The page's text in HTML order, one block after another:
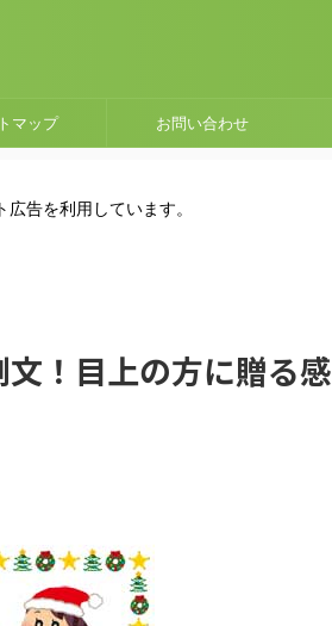
マップ お問い合わせ
告を利用しています。
！目上の方に贈る感